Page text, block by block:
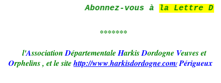
Abonnez-vous à la Lettre
*******
l'Association DépartementaleHarkisDordogne Veuves et
Orphelins, et le sitehttp://www.harkisdordogne.com/ Périgueux